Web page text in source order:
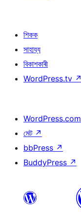
শিকক
সাহায্য
বিকাশকাৰী
WordPress.tv ↗
WordPress.com
মেট ↗
bbPress ↗
BuddyPress ↗